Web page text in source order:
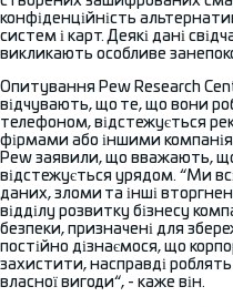
конфіденційність
систем і карт. Деякі дані
викликають особливе
Опитування Pew Research
відчувають, що те, що вони
телефоном, відстежується
фірмами або іншими
Pew заявили, що вважають, що
відстежується урядом. “Ми
даних, зломи та інші
відділу розвитку бізнесу
безпеки, призначені для
постійно дізнаємося, що
захистити, насправді
власної вигоди“, - каже він.